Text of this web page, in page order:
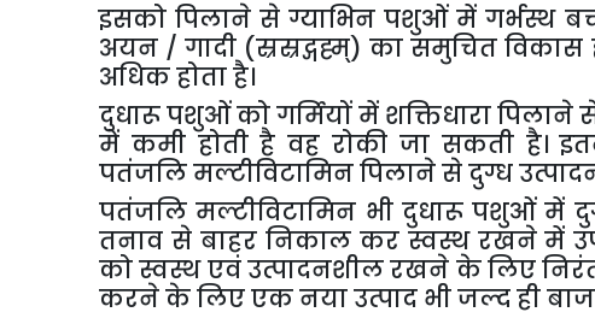
इसको पिलाने से ग्याभिन पशुओं में गर्भस्थ
अयन / गादी (स्रस्रद्गह्म्) का समुचित विकास
अधिक होता है।
दुधारू पशुओं को गर्मियों में शक्तिधारा
में कमी होती है वह रोकी जा सकती है।
पतंजलि मल्टीविटामिन पिलाने से दुग्ध उत्पादन
पतंजलि मल्टीविटामिन भी दुधारू पशुओं में
तनाव से बाहर निकाल कर स्वस्थ रखने में
को स्वस्थ एवं उत्पादनशील रखने के लिए
करने के लिए एक नया उत्पाद भी जल्द ही